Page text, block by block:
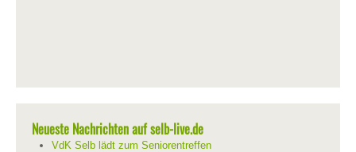
Neueste Nachrichten auf selb-live.de
VdK Selb lädt zum Seniorentreffen